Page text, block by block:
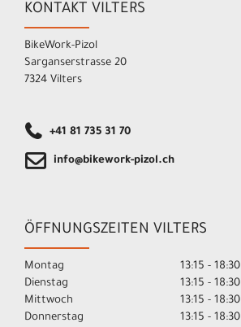
KONTAKT VILTERS
BikeWork-Pizol
Sarganserstrasse 20
7324 Vilters
+41 81 735 31 70
info@bikework-pizol.ch
ÖFFNUNGSZEITEN VILTERS
Montag
13:15 - 18:30
Dienstag
13:15 - 18:30
Mittwoch
13:15 - 18:30
Donnerstag
13:15 - 18:30